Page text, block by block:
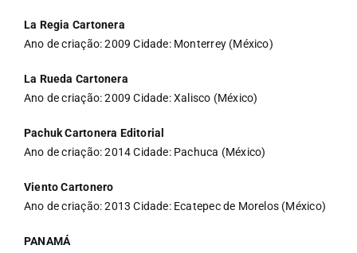
La Regia Cartonera
Ano de criação: 2009 Cidade: Monterrey (México)
La Rueda Cartonera
Ano de criação: 2009 Cidade: Xalisco (México)
Pachuk Cartonera Editorial
Ano de criação: 2014 Cidade: Pachuca (México)
Viento Cartonero
Ano de criação: 2013 Cidade: Ecatepec de Morelos (México)
PANAMÁ